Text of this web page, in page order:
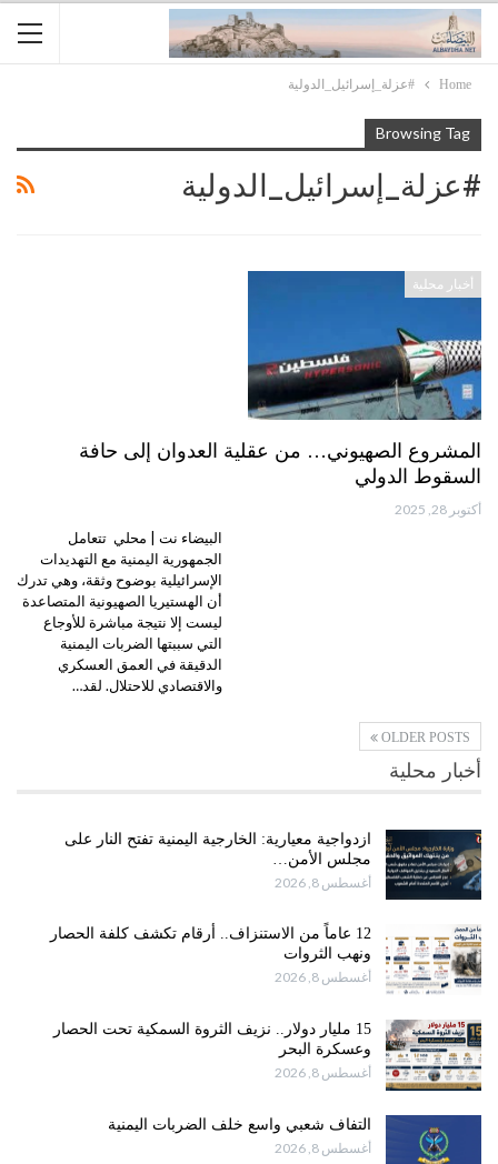
Home #عزلة_إسرائيل_الدولية
Browsing Tag
#عزلة_إسرائيل_الدولية
أخبار محلية
المشروع الصهيوني… من عقلية العدوان إلى حافة
السقوط الدولي
أكتوبر 28, 2025
البيضاء نت | محلي تتعامل
الجمهورية اليمنية مع التهديدات
الإسرائيلية بوضوح وثقة، وهي تدرك
أن الهستيريا الصهيونية المتصاعدة
ليست إلا نتيجة مباشرة للأوجاع
التي سببتها الضربات اليمنية
الدقيقة في العمق العسكري
والاقتصادي للاحتلال. لقد…
OLDER POSTS
أخبار محلية
ازدواجية معيارية: الخارجية اليمنية تفتح النار على
مجلس الأمن…
أغسطس 8, 2026
12 عاماً من الاستنزاف.. أرقام تكشف كلفة الحصار
ونهب الثروات
أغسطس 8, 2026
15 مليار دولار.. نزيف الثروة السمكية تحت الحصار
وعسكرة البحر
أغسطس 8, 2026
التفاف شعبي واسع خلف الضربات اليمنية
أغسطس 8, 2026